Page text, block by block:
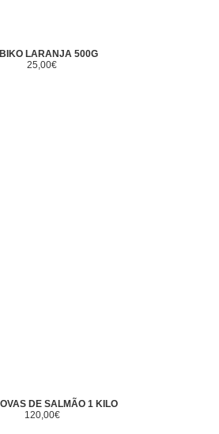
LARANJA 500G
25,00€
DE SALMÃO 1 KILO
120,00€